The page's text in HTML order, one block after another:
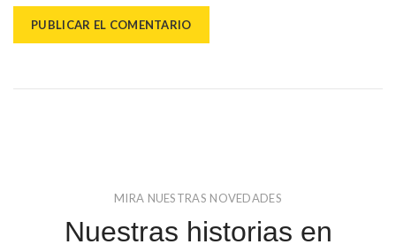
MIRA NUESTRAS NOVEDADES
Nuestras historias en